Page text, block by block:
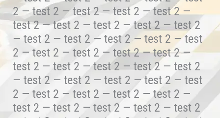
2 — test 2 — test 2 — test 2 — test 2 —
test 2 — test 2 — test 2 — test 2 — test 2
— test 2 — test 2 — test 2 — test 2 — test
2 — test 2 — test 2 — test 2 — test 2 —
test 2 — test 2 — test 2 — test 2 — test 2
— test 2 — test 2 — test 2 — test 2 — test
2 — test 2 — test 2 — test 2 — test 2 —
test 2 — test 2 — test 2 — test 2 — test 2